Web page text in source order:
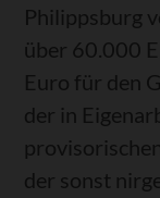
Philippsburg
über 60.000
Euro für den
der in
der sonst